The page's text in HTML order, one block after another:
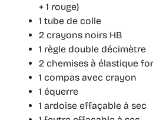
+ 1 rouge)
1 tube de colle
2 crayons noirs HB
1 règle double décimètre
2 chemises à élastique
1 compas avec crayon
1 équerre
1 ardoise effaçable à sec